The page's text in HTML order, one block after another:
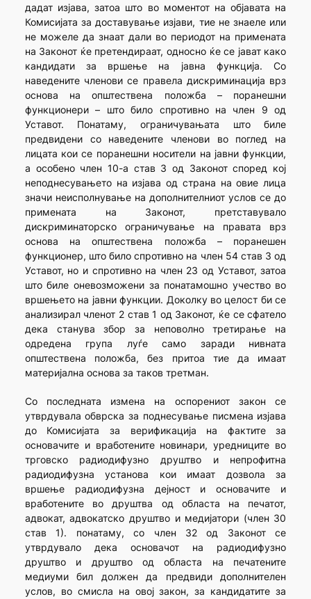
дадат изјава, затоа што во моментот на објавата на
Комисијата за доставување изјави, тие не знаеле или
не можеле да знаат дали во периодот на примената
на Законот ќе претендираат, односно ќе се јават како
кандидати за вршење на јавна функција. Со
наведените членови се правела дискриминација врз
основа на општествена положба – поранешни
функционери – што било спротивно на член 9 од
Уставот. Понатаму, ограничувањата што биле
предвидени со наведените членови во поглед на
лицата кои се поранешни носители на јавни функции,
а особено член 10-а став 3 од Законот според кој
неподнесувањето на изјава од страна на овие лица
значи неисполнување на дополнителниот услов се до
примената на Законот, претставувало
дискриминаторско ограничување на правата врз
основа на општествена положба – поранешен
функционер, што било спротивно на член 54 став 3 од
Уставот, но и спротивно на член 23 од Уставот, затоа
што биле оневозможени за понатамошно учество во
вршењето на јавни функции. Доколку во целост би се
анализирал членот 2 став 1 од Законот, ќе се сфатело
дека станува збор за неповолно третирање на
одредена група луѓе само заради нивната
општествена положба, без притоа тие да имаат
материјална основа за таков третман.
Со последната измена на оспорениот закон се
утврдувала обврска за поднесување писмена изјава
до Комисијата за верификација на фактите за
основачите и вработените новинари, уредниците во
трговско радиодифузно друштво и непрофитна
радиодифузна установа кои имаат дозвола за
вршење радиодифузна дејност и основачите и
вработените во друштва од областа на печатот,
адвокат, адвокатско друштво и медијатори (член 30
став 1). понатаму, со член 32 од Законот се
утврдувало дека основачот на радиодифузно
друштво и друштво од областа на печатените
медиуми бил должен да предвиди дополнителен
услов, во смисла на овој закон, за кандидатите за